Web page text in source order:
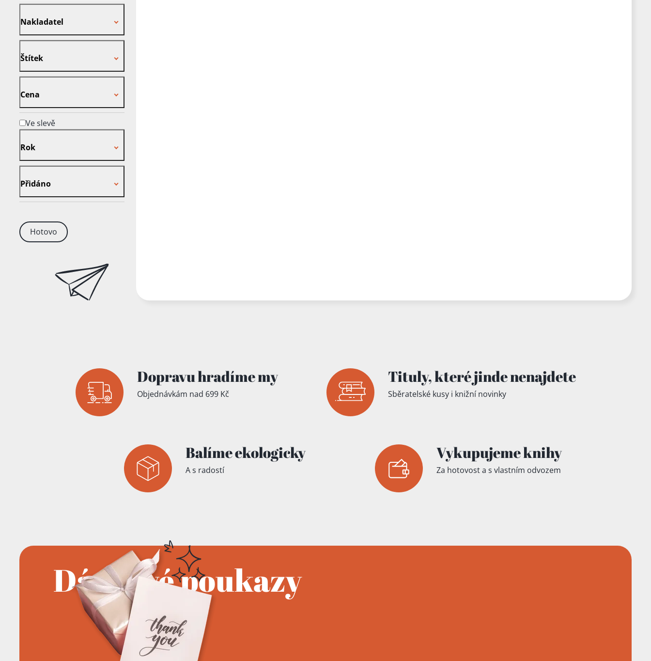
Nakladatel
Štítek
Cena
Ve slevě
Rok
Přidáno
Hotovo
Dopravu hradíme my
Objednávkám nad 699 Kč
Tituly,které jindenenajdete
Sběratelské kusy i knižní novinky
Balíme ekologicky
A s radostí
Vykupujeme knihy
Za hotovost a s vlastním odvozem
Dárkové poukazy
Přidáno do košíku!